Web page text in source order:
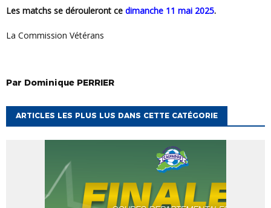
Les matchs se dérouleront ce dimanche 11 mai 2025.
La Commission Vétérans
Par Dominique PERRIER
ARTICLES LES PLUS LUS DANS CETTE CATÉGORIE